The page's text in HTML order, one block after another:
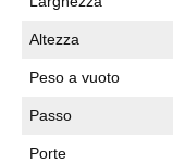
Altezza
Peso a vuoto
Passo
Porte